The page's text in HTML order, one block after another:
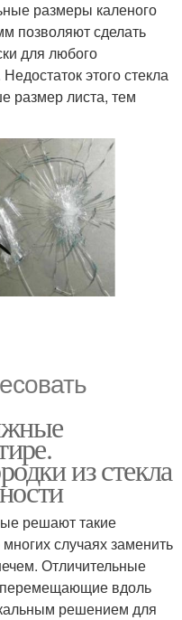
размеры каленого
позволяют сделать
для любого
этого стекла
размер листа, тем
из стекла
решают такие
случаях заменить
Отличительные
перемещающие вдоль
решением для